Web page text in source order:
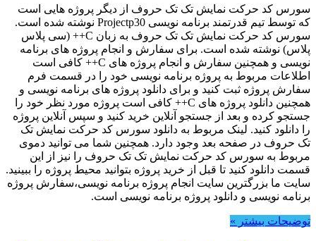
سورس کد حرکت نمایش تک تک حروف از دیگر پروژه هایی است
که توسط تیم قدرتمند برنامه نویسی Projectp30 نوشته شده است.
سورس کد حرکت نمایش تک تک حروف به زبان C++ (سی پلاس
پلاس) نوشته شده است. برای سفارش و انجام پروژه های برنامه
نویسی و همچنین سفارش و انجام پروژه های C++ کافی است
اطلاعات مربوط به پروژه برنامه نویسی خود را در قسمت فرم
سفارش پروژه ثبت کنید و برای دانلود پروژه های برنامه نویسی و
همچنین دانلود پروژه های C++ کافی است پروژه مورد نظر خود را
جستجو کرده و بعد از جستجو آنلاین خرید کنید و سپس آنلاین پروژه
را دانلود کنید. لینک مربوط به دانلود سورس کد حرکت نمایش تک
تک حروف در صفحه بعد وجود دارد. همچنین شما می توانید دموی
مربوط به سورس کد حرکت نمایش تک تک حروف را نیز از این
قسمت دانلود کنید تا قبل از خرید پروژه بتوانید محیط پروژه را ببینید.
سایت ما بزرگترین سایت انجام پروژه برنامه نویسی،سفارش پروژه
برنامه نویسی و دانلود پروژه برنامه نویسی است.
توضیحات بیشتر »